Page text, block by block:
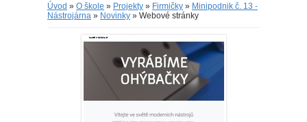
Úvod » O škole » Projekty » Firmičky » Minipodnik č. 13 -
Nástrojárna » Novinky » Webové stránky